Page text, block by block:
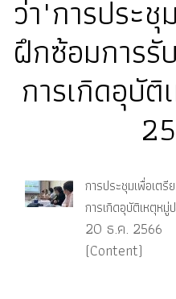
ว่า"การประชุ
ฝึกซ้อมการ
การเกิดอุบั
การประชุมเพื่อเต
การเกิดอุบัติเหตุหมู่
20 ธ.ค. 2566
(Content)